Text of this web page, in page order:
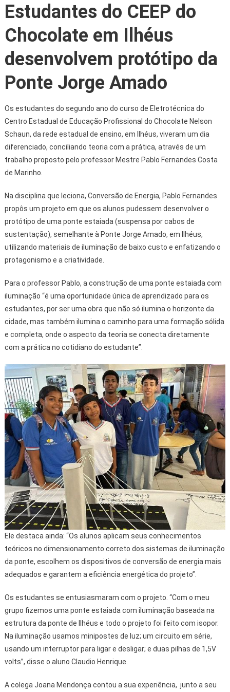
Estudantes do CEEP do
Chocolate em Ilhéus
desenvolvem protótipo da
Ponte Jorge Amado
Os estudantes do segundo ano do curso de Eletrotécnica do
Centro Estadual de Educação Profissional do Chocolate Nelson
Schaun, da rede estadual de ensino, em Ilhéus, viveram um dia
diferenciado, conciliando teoria com a prática, através de um
trabalho proposto pelo professor Mestre Pablo Fernandes Costa
de Marinho.
Na disciplina que leciona, Conversão de Energia, Pablo Fernandes
propôs um projeto em que os alunos pudessem desenvolver o
protótipo de uma ponte estaiada (suspensa por cabos de
sustentação), semelhante à Ponte Jorge Amado, em Ilhéus,
utilizando materiais de iluminação de baixo custo e enfatizando o
protagonismo e a criatividade.
Para o professor Pablo, a construção de uma ponte estaiada com
iluminação “é uma oportunidade única de aprendizado para os
estudantes, por ser uma obra que não só ilumina o horizonte da
cidade, mas também ilumina o caminho para uma formação sólida
e completa, onde o aspecto da teoria se conecta diretamente
com a prática no cotidiano do estudante”.
Ele destaca ainda: “Os alunos aplicam seus conhecimentos
teóricos no dimensionamento correto dos sistemas de iluminação
da ponte, escolhem os dispositivos de conversão de energia mais
adequados e garantem a eficiência energética do projeto”.
Os estudantes se entusiasmaram com o projeto. “Com o meu
grupo fizemos uma ponte estaiada com iluminação baseada na
estrutura da ponte de Ilhéus e todo o projeto foi feito com isopor.
Na iluminação usamos minipostes de luz; um circuito em série,
usando um interruptor para ligar e desligar; e duas pilhas de 1,5V
volts”, disse o aluno Claudio Henrique.
A colega Joana Mendonça contou a sua experiência, junto a seu